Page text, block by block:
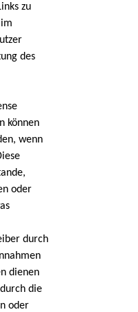
zu
des
können
wenn
oder
durch
dienen
die
oder